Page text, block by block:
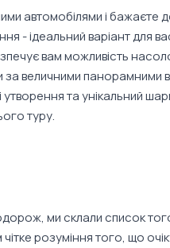
автомобілями і бажаєте
- ідеальний варіант для
вам можливість
величними панорамними
утворення та унікальний
туру.
ми склали список
розуміння того, що